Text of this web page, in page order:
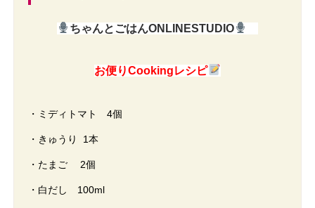
ちゃんとごはんONLINESTUDIO
お便りCookingレシピ
・ミディトマト 4個
・きゅうり 1本
・たまご 2個
・白だし 100ml